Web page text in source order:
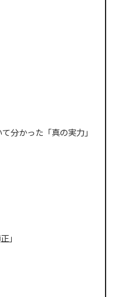
分かった「真の実力」
」